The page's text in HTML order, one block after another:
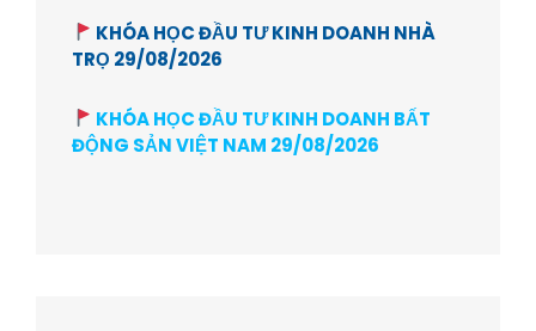
KHÓA HỌC ĐẦU TƯ KINH DOANH NHÀ
TRỌ 29/08/2026
KHÓA HỌC ĐẦU TƯ KINH DOANH BẤT
ĐỘNG SẢN VIỆT NAM 29/08/2026